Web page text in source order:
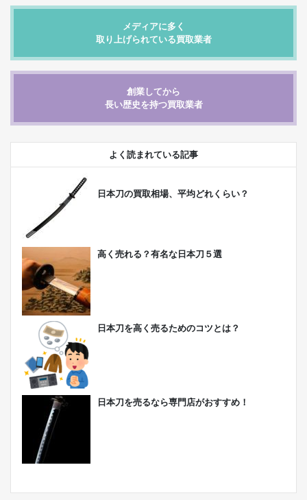
メディアに多く
取り上げられている買取業者
創業してから
長い歴史を持つ買取業者
よく読まれている記事
日本刀の買取相場、平均どれくらい？
高く売れる？有名な日本刀５選
日本刀を高く売るためのコツとは？
日本刀を売るなら専門店がおすすめ！